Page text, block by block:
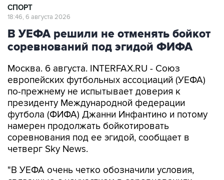
СПОРТ
18:46, 6 августа 2026
В УЕФА решили не отменять бойкот
соревнований под эгидой ФИФА
Москва. 6 августа. INTERFAX.RU - Союз
европейских футбольных ассоциаций (УЕФА)
по-прежнему не испытывает доверия к
президенту Международной федерации
футбола (ФИФА) Джанни Инфантино и потому
намерен продолжать бойкотировать
соревнования под ее эгидой, сообщает в
четверг Sky News.
"В УЕФА очень четко обозначили условия,